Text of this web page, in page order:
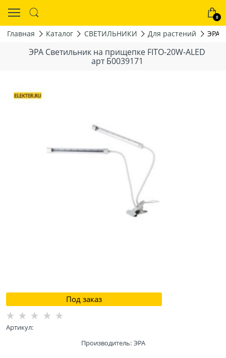
0
Главная Каталог СВЕТИЛЬНИКИ Для растений ЭРА
ЭРА Светильник на прищепке FITO-20W-АLED
арт Б0039171
Под заказ
Артикул:
Производитель: ЭРА